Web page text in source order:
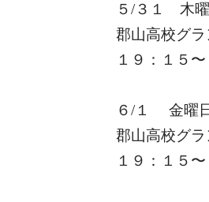
５/３１ 木
郡山高校グ
１９：１５
６/１ 金曜
郡山高校グ
１９：１５